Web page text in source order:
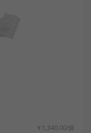
￥1,340.00/個